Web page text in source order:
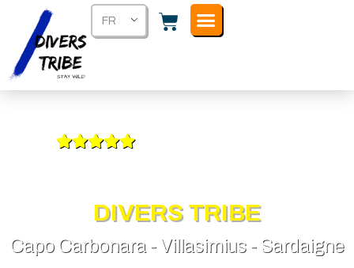
FR
4.9
DIVERS TRIBE
Capo Carbonara - Villasimius - Sardaigne